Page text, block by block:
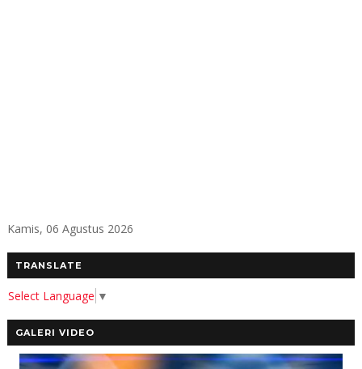
Kamis, 06 Agustus 2026
TRANSLATE
Select Language ▼
GALERI VIDEO